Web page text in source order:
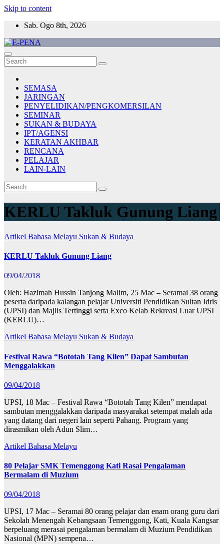
Skip to content
Sab. Ogo 8th, 2026
E-PENA
Berita Digital Terkini
SEMASA
JARINGAN
PENYELIDIKAN/PENGKOMERSILAN
SEMINAR
SUKAN & BUDAYA
IPT/AGENSI
KERATAN AKHBAR
RENCANA
PELAJAR
LAIN-LAIN
KERLU Takluk Gunung Liang
Artikel Bahasa Melayu Sukan & Budaya
KERLU Takluk Gunung Liang
09/04/2018
Oleh: Hazimah Hussin Tanjong Malim, 25 Mac – Seramai 38 orang
peserta daripada kalangan pelajar Universiti Pendidikan Sultan Idris
(UPSI) dan Majlis Tertinggi serta Exco Kelab Rekreasi Luar UPSI
(KERLU)…
Artikel Bahasa Melayu Sukan & Budaya
Festival Rawa “Bototah Tang Kilen” Dapat Sambutan
Menggalakkan
09/04/2018
UPSI, 18 Mac – Festival Rawa “Bototah Tang Kilen” mendapat
sambutan menggalakkan daripada masyarakat setempat malah ada
yang datang dari negeri lain seperti Pahang. Program yang
dirasmikan oleh Adun Slim…
Artikel Bahasa Melayu
80 Pelajar SMK Temenggong Kati Rasai Pengalaman
Bermalam di Muzium
09/04/2018
UPSI, 17 Mac – Seramai 80 orang pelajar dan enam orang guru dari
Sekolah Menengah Kebangsaan Temenggong, Kati, Kuala Kangsar
berpeluang merasai pengalaman bermalam di Muzium Pendidikan
Nasional (MPN) sempena…